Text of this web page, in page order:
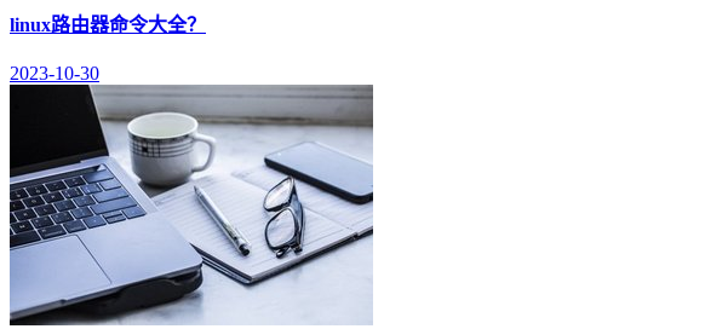
linux路由器命令大全？
2023-10-30